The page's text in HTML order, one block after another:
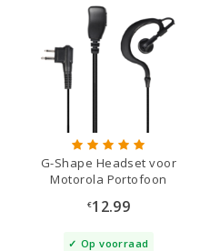
G-Shape Headset voor
Motorola Portofoon
€12.99
Op voorraad